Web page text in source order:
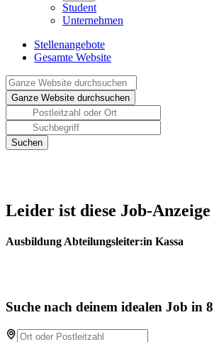
Student
Unternehmen
Stellenangebote
Gesamte Website
Leider ist diese Job-
Ausbildung Abteilungsleiter:in Kassa
Suche nach deinem idealen Job in